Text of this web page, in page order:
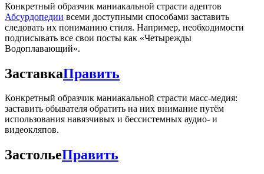
Конкретный образчик маниакальной страсти адептов
Абсурдопедии всеми доступными способами заставить
следовать их пониманию стиля. Например, необходимости
подписывать все свои посты как «Четырежды
Водоплавающий».
ЗаставкаПравить
Конкретный образчик маниакальной страсти масс-медия:
заставить обывателя обратить на них внимание путём
использования навязчивых и бессистемных аудио- и
видеокляпов.
ЗастольеПравить